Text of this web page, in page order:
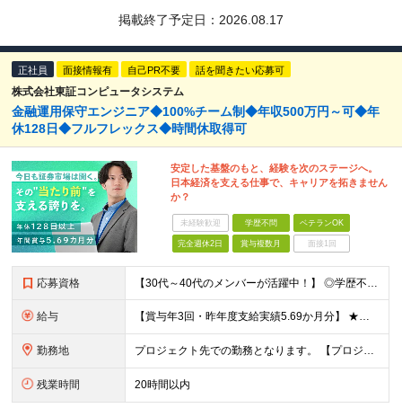
掲載終了予定日： 2026.08.17
正社員 面接情報有 自己PR不要 話を聞きたい応募可
株式会社東証コンピュータシステム
金融運用保守エンジニア◆100%チーム制◆年収500万円～可◆年
休128日◆フルフレックス◆時間休取得可
安定した基盤のもと、経験を次のステージへ。
日本経済を支える仕事で、キャリアを拓きません
か？
未経験歓迎 学歴不問 ベテランOK
完全週休2日 賞与複数月 面接1回
応募資格 【30代～40代のメンバーが活躍中！】 ◎学歴不問 ◎システム運用・保守の実務経験をお持ちの方 ◎リーダーまたはプロジェクトマネジメント経験がある、または挑戦したい方 ★インフラエンジニアとして次の
給与 【賞与年3回・昨年度支給実績5.69か月分】 ★想定年収500万円～ ★前職給与考慮あり 月給27万円～59万円 +残業代全額支給(1分単位、監督職以下) +人事評価による賞与年2回（4月/10月）
勤務地 プロジェクト先での勤務となります。 【プロジェクト先】 ◆東京都内 ※本社／東京都港区虎ノ門5-13-1 虎ノ門40MTビル 8F ※原則として転居を伴う転勤はありません ※(変更の範囲)上記を除
残業時間 20時間以内